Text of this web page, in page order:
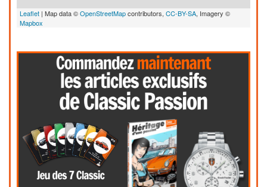
Leaflet | Map data ©OpenStreetMapcontributors, CC-BY-SA, Imagery ©
Mapbox